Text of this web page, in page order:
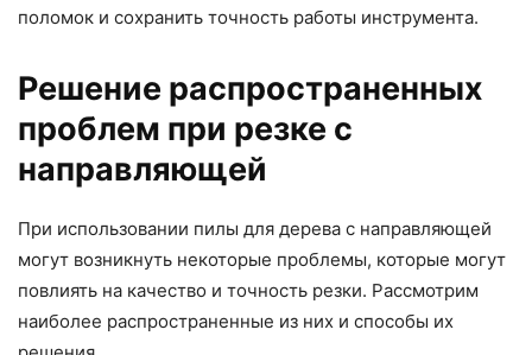
поломок и сохранить точность работы инструмента.
Решение распространенных
проблем при резке с
направляющей
При использовании пилы для дерева с направляющей
могут возникнуть некоторые проблемы, которые могут
повлиять на качество и точность резки. Рассмотрим
наиболее распространенные из них и способы их